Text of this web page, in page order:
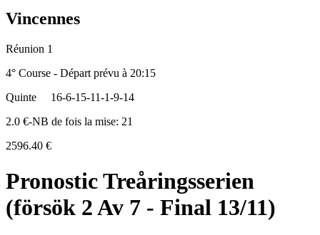
Vincennes
Réunion 1
4° Course - Départ prévu à 20:15
Quinte
16-6-15-11-1-9-14
2.0 €-NB de fois la mise: 21
2596.40 €
Pronostic Treåringsserien
(försök 2 Av 7 - Final 13/11)